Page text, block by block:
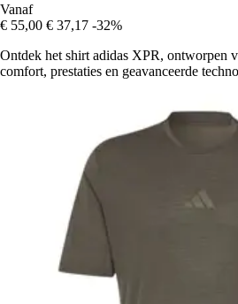
Vanaf
€ 55,00 € 37,17 -32%
Ontdek het shirt adidas XPR, ontworpen
comfort, prestaties en geavanceerde